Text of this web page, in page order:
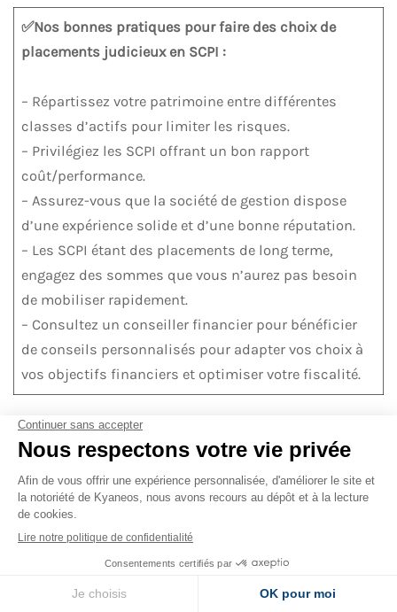
✅Nos bonnes pratiques pour faire des choix de
placements judicieux en SCPI :
– Répartissez votre patrimoine entre différentes
classes d’actifs pour limiter les risques.
– Privilégiez les SCPI offrant un bon rapport
coût/performance.
– Assurez-vous que la société de gestion dispose
d’une expérience solide et d’une bonne réputation.
– Les SCPI étant des placements de long terme,
engagez des sommes que vous n’aurez pas besoin
de mobiliser rapidement.
– Consultez un conseiller financier pour bénéficier
de conseils personnalisés pour adapter vos choix à
vos objectifs financiers et optimiser votre fiscalité.
Investir en SCPI offre des opportunités de rentabilité
intéressantes sur le long terme. Toutefois,maîtriser les
aspects fiscaux et les frais associésest indispensable
pour en maximiser le rendement. Une analyse
approfondie et une stratégie adaptée à votre situation
personnelle sont essentielles pour tirer le meilleur parti